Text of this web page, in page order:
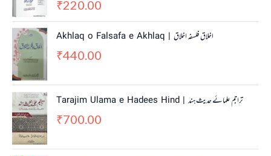
p
c
e
:
₹
e
2
₹220.00
Akhlaq o Falsafa e Akhlaq | اخلاق فلسفہ اخلاق
₹440.00
Tarajim Ulama e Hadees Hind | تراجم علمائے حديث ہند
₹700.00